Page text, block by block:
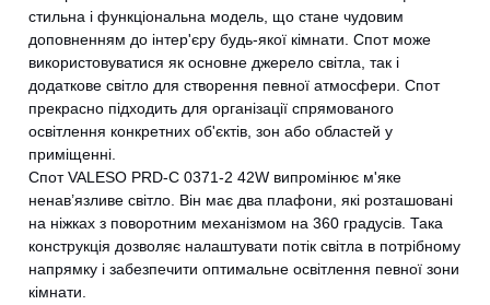
стильна і функціональна модель, що стане чудовим
доповненням до інтер'єру будь-якої кімнати. Спот може
використовуватися як основне джерело світла, так і
додаткове світло для створення певної атмосфери. Спот
прекрасно підходить для організації спрямованого
освітлення конкретних об'єктів, зон або областей у
приміщенні.
Спот VALESO PRD-C 0371-2 42W випромінює м'яке
ненав’язливе світло. Він має два плафони, які розташовані
на ніжках з поворотним механізмом на 360 градусів. Така
конструкція дозволяє налаштувати потік світла в потрібному
напрямку і забезпечити оптимальне освітлення певної зони
кімнати.